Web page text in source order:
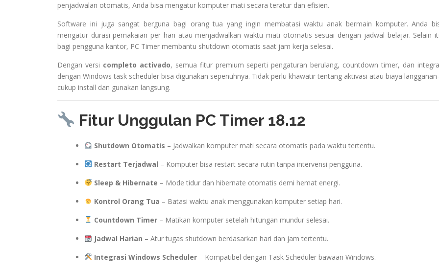
penjadwalan otomatis, Anda bisa mengatur komputer mati secara teratur dan efisien.
Software ini juga sangat berguna bagi orang tua yang ingin membatasi waktu anak bermain komputer. Anda
mengatur durasi pemakaian per hari atau menjadwalkan waktu mati otomatis sesuai dengan jadwal belajar. Selain
bagi pengguna kantor, PC Timer membantu shutdown otomatis saat jam kerja selesai.
Dengan versi completo activado, semua fitur premium seperti pengaturan berulang, countdown timer, dan
dengan Windows task scheduler bisa digunakan sepenuhnya. Tidak perlu khawatir tentang aktivasi atau biaya
cukup install dan gunakan langsung.
Fitur Unggulan PC Timer 18.12
Shutdown Otomatis – Jadwalkan komputer mati secara otomatis pada waktu tertentu.
Restart Terjadwal – Komputer bisa restart secara rutin tanpa intervensi pengguna.
Sleep & Hibernate – Mode tidur dan hibernate otomatis demi hemat energi.
Kontrol Orang Tua – Batasi waktu anak menggunakan komputer setiap hari.
Countdown Timer– Matikan komputer setelah hitungan mundur selesai.
Jadwal Harian – Atur tugas shutdown berdasarkan hari dan jam tertentu.
Integrasi Windows Scheduler– Kompatibel dengan Task Scheduler bawaan Windows.